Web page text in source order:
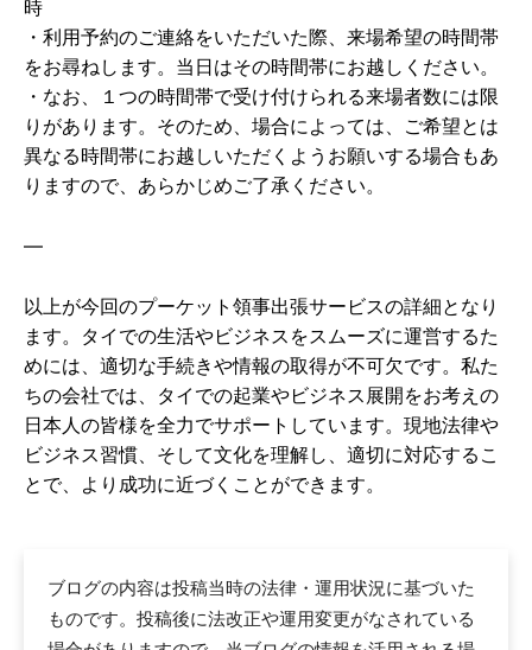
時
・利用予約のご連絡をいただいた際、来場希望の時間帯
をお尋ねします。当日はその時間帯にお越しください。
・なお、１つの時間帯で受け付けられる来場者数には限
りがあります。そのため、場合によっては、ご希望とは
異なる時間帯にお越しいただくようお願いする場合もあ
りますので、あらかじめご了承ください。
—
以上が今回のプーケット領事出張サービスの詳細となり
ます。タイでの生活やビジネスをスムーズに運営するた
めには、適切な手続きや情報の取得が不可欠です。私た
ちの会社では、タイでの起業やビジネス展開をお考えの
日本人の皆様を全力でサポートしています。現地法律や
ビジネス習慣、そして文化を理解し、適切に対応するこ
とで、より成功に近づくことができます。
ブログの内容は投稿当時の法律・運用状況に基づいた
ものです。投稿後に法改正や運用変更がなされている